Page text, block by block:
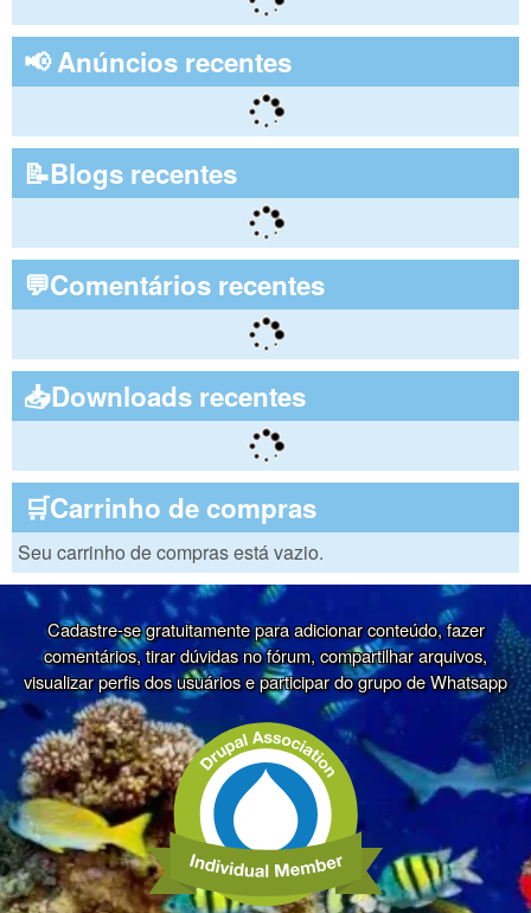
📢 Anúncios recentes
📝Blogs recentes
💬Comentários recentes
📥Downloads recentes
🛒Carrinho de compras
Seu carrinho de compras está vazio.
Cadastre-se gratuitamente para adicionar conteúdo, fazer
comentários, tirar dúvidas no fórum, compartilhar arquivos,
visualizar perfis dos usuários e participar do grupo de Whatsapp